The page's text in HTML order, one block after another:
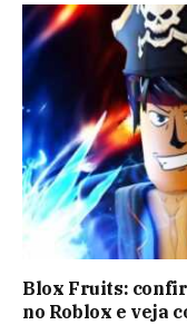
Blox Fruits:
no Roblox e veja